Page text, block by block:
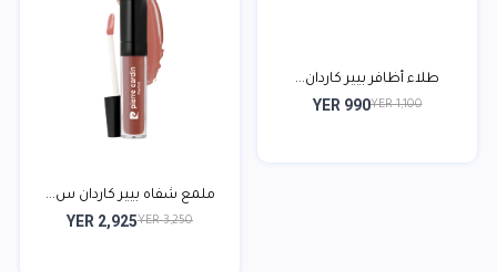
طلاء أظافر بيير كاردان...
YER 1,100
YER 990
ملمع شفاه بيير كاردان س...
YER 3,250
YER 2,925